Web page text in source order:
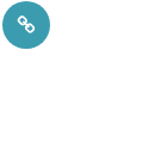
Bieliki